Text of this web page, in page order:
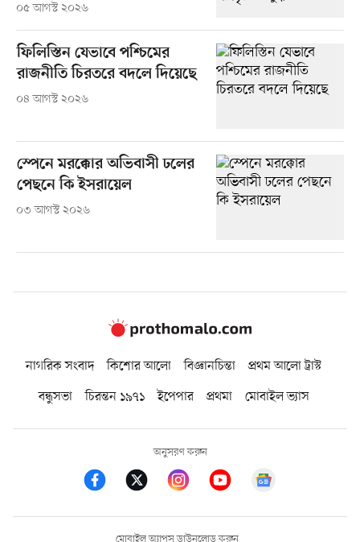
০৫ আগস্ট ২০২৬
ফিলিস্তিন যেভাবে পশ্চিমের
রাজনীতি চিরতরে বদলে দিয়েছে
০৪ আগস্ট ২০২৬
স্পেনে মরক্কোর অভিবাসী ঢলের
পেছনে কি ইসরায়েল
০৩ আগস্ট ২০২৬
নাগরিক সংবাদ কিশোর আলো বিজ্ঞানচিন্তা
প্রথম আলো ট্রাস্ট
বন্ধুসভা
চিরন্তন ১৯৭১ ইপেপার প্রথমা মোবাইল ভ্যাস
অনুসরণ করুন
মোবাইল অ্যাপস ডাউনলোড করুন